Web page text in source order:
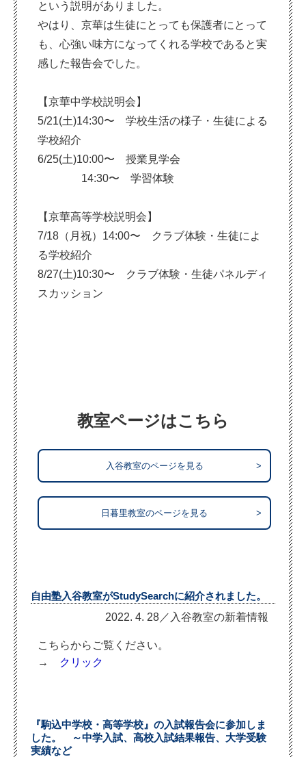
という説明がありました。
やはり、京華は生徒にとっても保護者にとって
も、心強い味方になってくれる学校であると実
感した報告会でした。
【京華中学校説明会】
5/21(土)14:30〜 学校生活の様子・生徒による
学校紹介
6/25(土)10:00〜 授業見学会
14:30〜 学習体験
【京華高等学校説明会】
7/18（月祝）14:00〜 クラブ体験・生徒によ
る学校紹介
8/27(土)10:30〜 クラブ体験・生徒パネルディ
スカッション
教室ページはこちら
入谷教室のページを見る >
日暮里教室のページを見る >
自由塾入谷教室がStudySearchに紹介されました。
2022. 4. 28／入谷教室の新着情報
こちらからご覧ください。
→
クリック
『駒込中学校・高等学校』の入試報告会に参加しま
した。 ～中学入試、高校入試結果報告、大学受験
実績など